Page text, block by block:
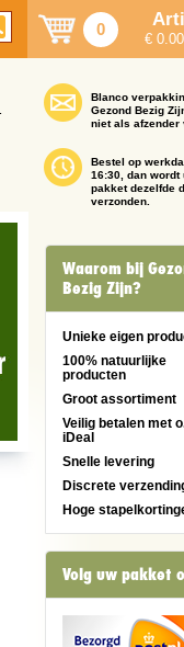
0
€
Blanco
Gezond Bezig
niet als afzender
Bestel op
16:30, dan wordt
pakket dezelfde
verzonden.
Waarom bij
Bezig Zijn?
Unieke eigen
100% natuurlijke
producten
Groot assortiment
Veilig betalen met
iDeal
Snelle levering
Discrete
Hoge
Volg uw pakket